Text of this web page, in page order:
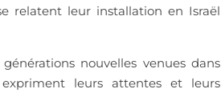
relatent leur installation en Israël
nouvelles venues dans
leurs attentes et leurs